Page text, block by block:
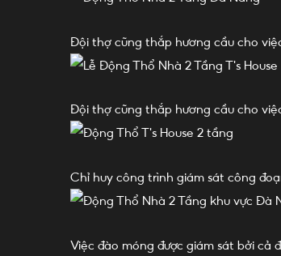
Đội thợ cũng thắp hương cầu cho
Đội thợ cũng thắp hương cầu cho
Chỉ huy công trình giám sát công
Việc đào móng được giám sát bởi cả